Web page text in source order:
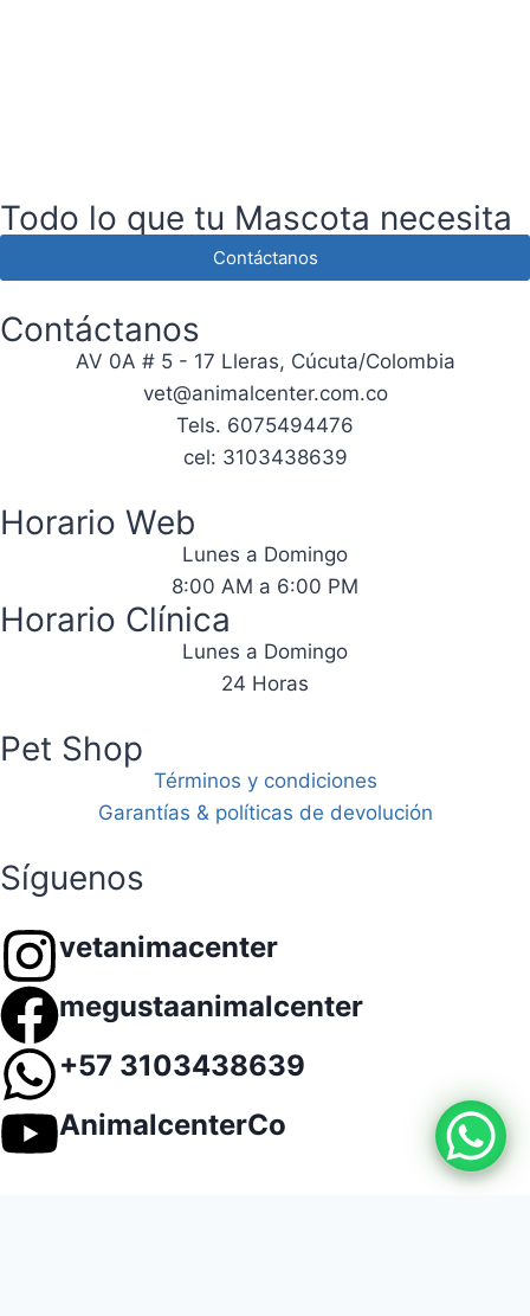
Todo lo que tu Mascota necesita
Contáctanos
Contáctanos
AV 0A # 5 - 17 Lleras, Cúcuta/Colombia
vet@animalcenter.com.co
Tels. 6075494476
cel: 3103438639
Horario Web
Lunes a Domingo
8:00 AM a 6:00 PM
Horario Clínica
Lunes a Domingo
24 Horas
Pet Shop
Términos y condiciones
Garantías & políticas de devolución
Síguenos
vetanimacenter
megustaanimalcenter
+57 3103438639
AnimalcenterCo